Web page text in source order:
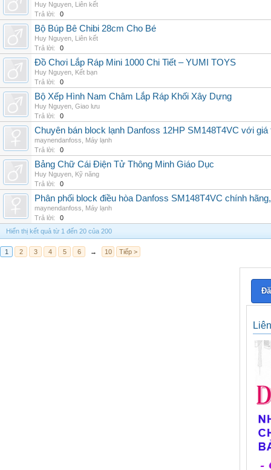
Huy Nguyen Liên kết
Trả lời:
0
Bộ Búp Bê Chibi 28cm Cho Bé
Huy Nguyen Liên kết
Trả lời:
0
Đồ Chơi Lắp Ráp Mini 1000 Chi Tiết – YUMI TOYS
Huy Nguyen Kết bạn
Trả lời:
0
Bộ Xếp Hình Nam Châm Lắp Ráp Khối Xây Dựng
Huy Nguyen Giao lưu
Trả lời:
0
Chuyên bán block lạnh Danfoss 12HP SM148T4VC với
maynendanfoss
Máy lạnh
Trả lời:
0
Bảng Chữ Cái Điện Tử Thông Minh Giáo Dục
Huy Nguyen Kỹ năng
Trả lời:
0
Phân phối block điều hòa Danfoss SM148T4VC chính
maynendanfoss
Máy lạnh
Trả lời:
0
Hiển thị kết quả từ 1 đến 20 của 200
1 2 3 4 5 6 → 10 Tiếp >